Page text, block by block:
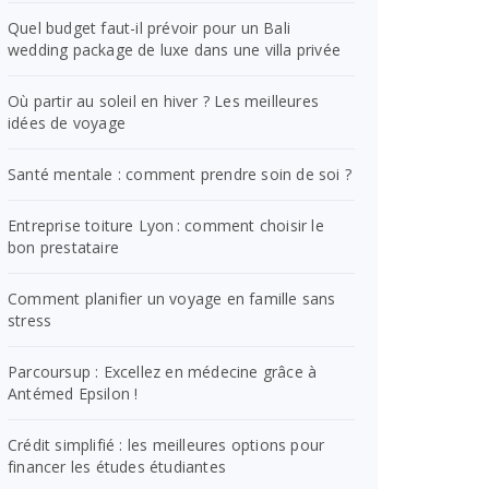
Quel budget faut-il prévoir pour un Bali
wedding package de luxe dans une villa privée
Où partir au soleil en hiver ? Les meilleures
idées de voyage
Santé mentale : comment prendre soin de soi ?
Entreprise toiture Lyon : comment choisir le
bon prestataire
Comment planifier un voyage en famille sans
stress
Parcoursup : Excellez en médecine grâce à
Antémed Epsilon !
Crédit simplifié : les meilleures options pour
financer les études étudiantes